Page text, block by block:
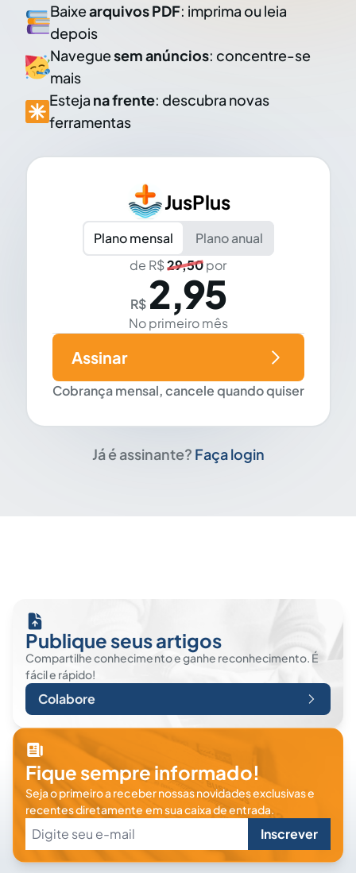
Baixearquivos PDF: imprima ou leia
depois
Naveguesem anúncios: concentre-se
mais
Esteja na frente: descubra novas
ferramentas
JusPlus
Plano mensal
Plano anual
de R$29,50por
R$ 2,95
No primeiro mês
Cobrança mensal, cancele quando quiser
Assinar
Já é assinante? Faça login
Publique seus artigos
Compartilhe conhecimento e ganhe reconhecimento. É
fácil e rápido!
Colabore
Fique sempre informado!
Seja o primeiro a receber nossas novidades exclusivas e
recentes diretamente em sua caixa de entrada.
Inscrever